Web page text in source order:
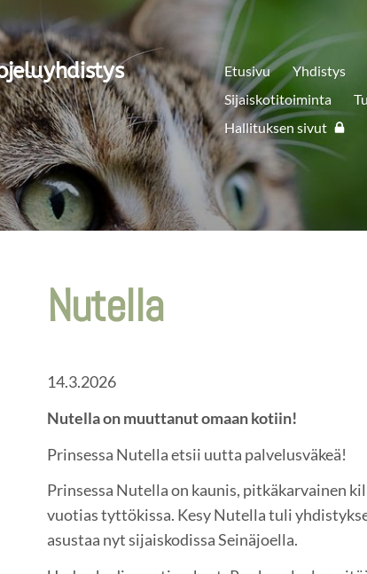
Etusivu Yhdistys
Sijaiskotitoiminta
Hallituksen sivut
Nutella
14.3.2026
Nutella on muuttanut omaan kotiin!
Prinsessa Nutella etsii uutta palvelusväkeä!
Prinsessa Nutella on kaunis, pitkäkarvainen
vuotias tyttökissa. Kesy Nutella tuli
asustaa nyt sijaiskodissa Seinäjoella.